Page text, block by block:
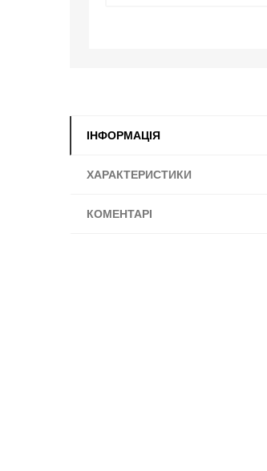
ІНФОРМАЦІЯ
ХАРАКТЕРИСТИКИ
КОМЕНТАРІ